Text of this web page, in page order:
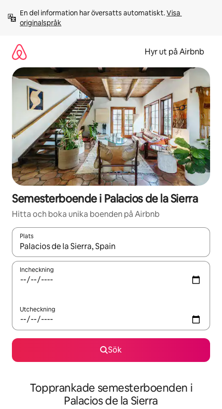
innehåll
En del information har översatts automatiskt. Visa
originalspråk
Hyr ut på Airbnb
Semesterboende i Palacios de la Sierra
Hitta och boka unika boenden på Airbnb
Plats
När resultaten är tillgängliga kan du navigera med upp- och
Incheckning
Utcheckning
Sök
Topprankade semesterboenden i
Palacios de la Sierra